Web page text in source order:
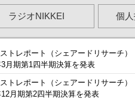
ラジオNIKKEI 個
トレポート（シェアードリサーチ）
月期第1四半期決算を発表
トレポート（シェアードリサーチ）
月期第2四半期決算を発表